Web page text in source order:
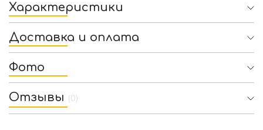
Характеристики
Доставка и оплата
Фото
Отзывы (0)